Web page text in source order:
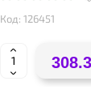
Код: 126451